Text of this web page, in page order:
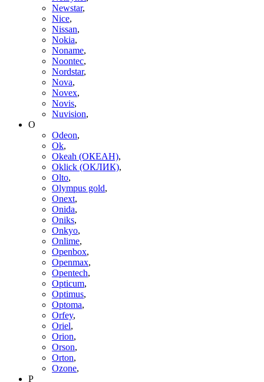
Newstar,
Nice,
Nissan,
Nokia,
Noname,
Noontec,
Nordstar,
Nova,
Novex,
Novis,
Nuvision,
O
Odeon,
Ok,
Okeah (ОКЕАН),
Oklick (ОКЛИК),
Olto,
Olympus gold,
Onext,
Onida,
Oniks,
Onkyo,
Onlime,
Openbox,
Openmax,
Opentech,
Opticum,
Optimus,
Optoma,
Orfey,
Oriel,
Orion,
Orson,
Orton,
Ozone,
P